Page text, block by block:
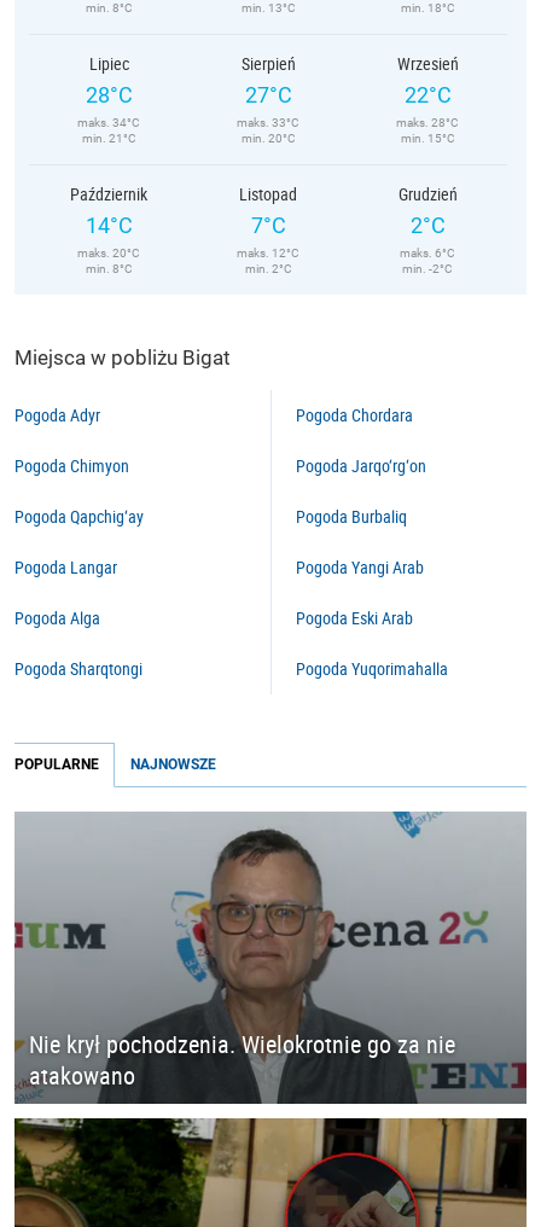
min. 8°C
min. 13°C
min. 18°C
Lipiec
28°C
maks. 34°C
min. 21°C
Sierpień
27°C
maks. 33°C
min. 20°C
Wrzesień
22°C
maks. 28°C
min. 15°C
Październik
14°C
maks. 20°C
min. 8°C
Listopad
7°C
maks. 12°C
min. 2°C
Grudzień
2°C
maks. 6°C
min. -2°C
Miejsca w pobliżu Bigat
Pogoda Adyr
Pogoda Chimyon
Pogoda Qapchig‘ay
Pogoda Langar
Pogoda Alga
Pogoda Sharqtongi
Pogoda Chordara
Pogoda Jarqo‘rg‘on
Pogoda Burbaliq
Pogoda Yangi Arab
Pogoda Eski Arab
Pogoda Yuqorimahalla
POPULARNE NAJNOWSZE
Nie krył pochodzenia. Wielokrotnie go za nie
atakowano